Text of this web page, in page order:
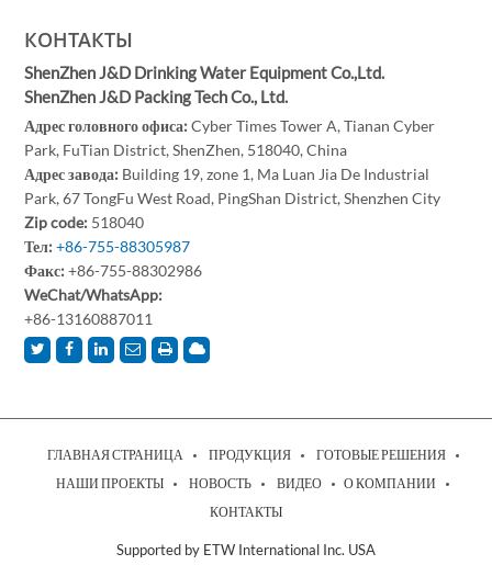
КОНТАКТЫ
ShenZhen J&D Drinking Water Equipment Co.,Ltd.
ShenZhen J&D Packing Tech Co., Ltd.
Адрес головного офиса:Cyber Times Tower A, Tianan Cyber
Park, FuTian District, ShenZhen, 518040, China
Адрес завода: Building 19, zone 1, Ma Luan Jia De Industrial
Park, 67 TongFu West Road, PingShan District, Shenzhen City
Zip code: 518040
Тел: +86-755-88305987
Факс:+86-755-88302986
WeChat/WhatsApp:
+86-13160887011
ГЛАВНАЯ СТРАНИЦА ПРОДУКЦИЯ
ГОТОВЫЕ РЕШЕНИЯ
НАШИ ПРОЕКТЫ
НОВОСТЬ ВИДЕО
О КОМПАНИИ
КОНТАКТЫ
Supported by ETW International Inc. USA